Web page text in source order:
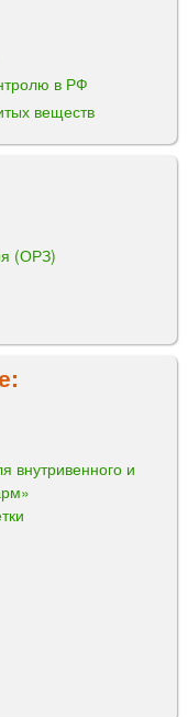
в РФ
веществ
(ОРЗ)
и